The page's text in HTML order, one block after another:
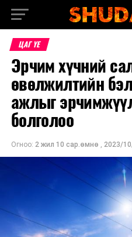
ЦАГ ҮЕ
Эрчим хүчний
өвөлжилтийн
ажлыг
болголоо
Огноо: 2 жил 10 сар.өмнө , 2023/